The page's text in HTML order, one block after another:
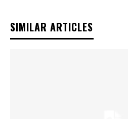
SIMILAR ARTICLES